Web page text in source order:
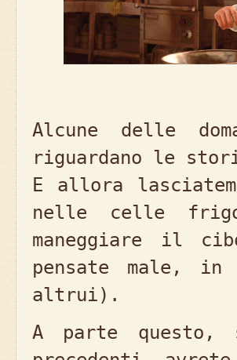
Alcune delle
riguardano le
E allora
nelle celle
maneggiare il
pensate male,
altrui).
A parte